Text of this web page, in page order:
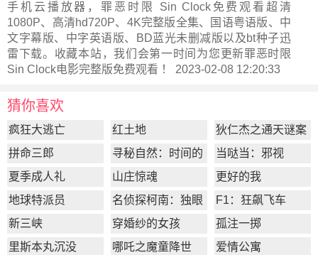
手机云播放器，罪恶时限 Sin Clock免费观看超清
1080P、高清hd720P、4K完整版全集、国语粤语版、中
文字幕版、中字英语版、BD蓝光未删减版以及bt种子迅
雷下载。收藏本站，我们会第一时间为您更新罪恶时限
Sin Clock电影完整版免费观看 ！ 2023-02-08 12:20:33
猜你喜欢
疯狂大逃亡 红土地
狄仁杰之通天谜案
拼命三郎
寻秘自然：时间的
形状
当哒当：邪视
夏季成人礼
山庄惊魂
更好的我
地球特派员
名侦探柯南：独眼
的残像
F1：狂飙飞车
新三峡
穿婚纱的女孩
孤注一掷
里斯本丸沉没
哪吒之魔童降世 爱情公寓